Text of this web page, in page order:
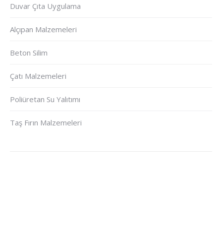
Duvar Çıta Uygulama
Alçıpan Malzemeleri
Beton Silim
Çatı Malzemeleri
Poliüretan Su Yalıtımı
Taş Fırın Malzemeleri